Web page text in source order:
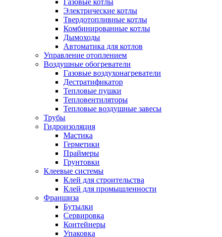
Газовые котлы
Электрические котлы
Твердотопливные котлы
Комбинированные котлы
Дымоходы
Автоматика для котлов
Управление отоплением
Воздушные обогреватели
Газовые воздухонагреватели
Дестратификатор
Тепловые пушки
Тепловентиляторы
Тепловые воздушные завесы
Трубы
Гидроизоляция
Мастика
Герметики
Праймеры
Грунтовки
Клеевые системы
Клей для строительства
Клей для промышленности
Франшиза
Бутылки
Сервировка
Контейнеры
Упаковка